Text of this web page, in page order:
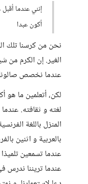
إنني عندما
أكون عبدا
نحن من كرسنا تلك
الغير. إن الكرم من
عندما نخصص صالونا
لكن، أتعلمين ما
لغته و ثقافته.
المنزل باللغة
بالعربية و اثنين
عندما تسمعين
عندما تريننا ندرس